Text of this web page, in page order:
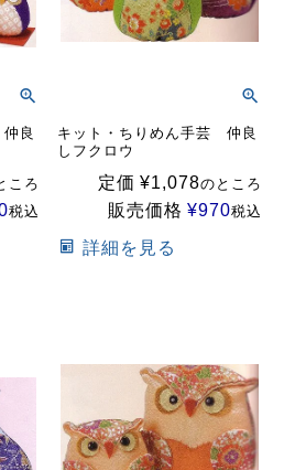
良
ころ
税込
キット・ちりめん手芸 仲良
しフクロウ
定価 ¥1,078のところ
販売価格 ¥970税込
詳細を見る